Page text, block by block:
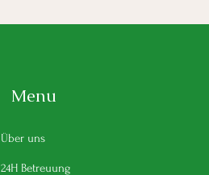
Menu
Über uns
24H Betreuung